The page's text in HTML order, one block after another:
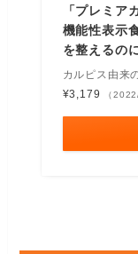
「プレミ
機能性表示
を整えるの
カルピス由来
¥3,179
（